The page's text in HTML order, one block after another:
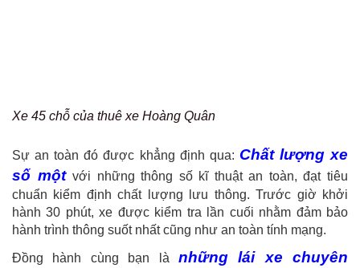
Xe 45 chỗ của thuê xe Hoàng Quân
Sự an toàn đó được khẳng định qua: Chất lượng xe
số một với những thông số kĩ thuật an toàn, đạt tiêu
chuẩn kiểm định chất lượng lưu thông. Trước giờ khởi
hành 30 phút, xe được kiểm tra lần cuối nhằm đảm bảo
hành trình thông suốt nhất cũng như an toàn tính mạng.
Đồng hành cùng bạn là những lái xe chuyên